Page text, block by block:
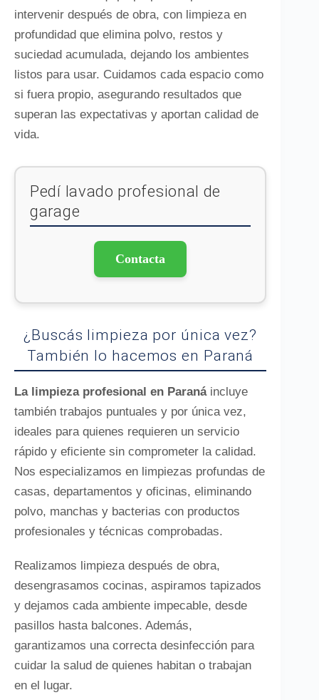
intervenir después de obra, con limpieza en
profundidad que elimina polvo, restos y
suciedad acumulada, dejando los ambientes
listos para usar. Cuidamos cada espacio como
si fuera propio, asegurando resultados que
superan las expectativas y aportan calidad de
vida.
Pedí lavado profesional de
garage
Contacta
¿Buscás limpieza por única vez?
También lo hacemos en Paraná
La limpieza profesional en Paranáincluye
también trabajos puntuales y por única vez,
ideales para quienes requieren un servicio
rápido y eficiente sin comprometer la calidad.
Nos especializamos en limpiezas profundas de
casas, departamentos y oficinas, eliminando
polvo, manchas y bacterias con productos
profesionales y técnicas comprobadas.
Realizamos limpieza después de obra,
desengrasamos cocinas, aspiramos tapizados
y dejamos cada ambiente impecable, desde
pasillos hasta balcones. Además,
garantizamos una correcta desinfección para
cuidar la salud de quienes habitan o trabajan
en el lugar.